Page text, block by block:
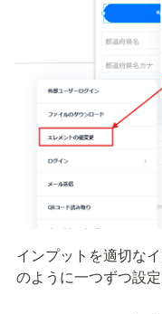
インプットを適切な
のように一つずつ設定